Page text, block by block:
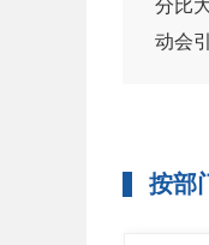
分比
动会
按部